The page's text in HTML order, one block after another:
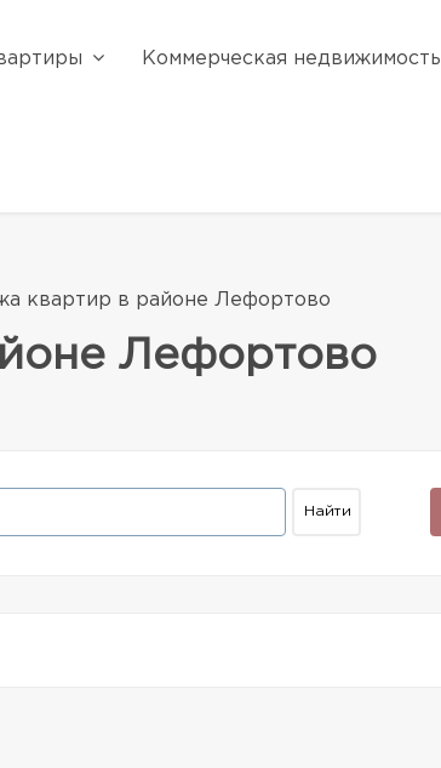
Коммерческая недвижимость
квартир в районе Лефортово
Лефортово